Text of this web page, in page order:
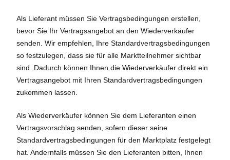
Als Lieferant müssen Sie Vertragsbedingungen erstellen,
bevor Sie Ihr Vertragsangebot an den Wiederverkäufer
senden. Wir empfehlen, Ihre Standardvertragsbedingungen
so festzulegen, dass sie für alle Marktteilnehmer sichtbar
sind. Dadurch können Ihnen die Wiederverkäufer direkt ein
Vertragsangebot mit Ihren Standardvertragsbedingungen
zukommen lassen.
Als Wiederverkäufer können Sie dem Lieferanten einen
Vertragsvorschlag senden, sofern dieser seine
Standardvertragsbedingungen für den Marktplatz festgelegt
hat. Andernfalls müssen Sie den Lieferanten bitten, Ihnen